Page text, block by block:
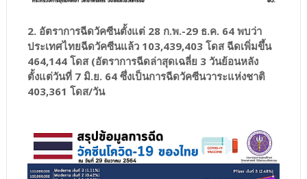
2. อัตราการฉีดวัคซีนตั้งแต่ 28 ก.พ.-29 ธ.ค. 64 พบว่า
ประเทศไทยฉีดวัคซีนแล้ว 103,439,403 โดส ฉีดเพิ่มขึ้น
464,144 โดส (อัตราการฉีดล่าสุดเฉลี่ย 3 วันย้อนหลัง
ตั้งแต่วันที่ 7 มิ.ย. 64 ซึ่งเป็นการฉีดวัคซีนวาระแห่งชาติ
403,361 โดส/วัน